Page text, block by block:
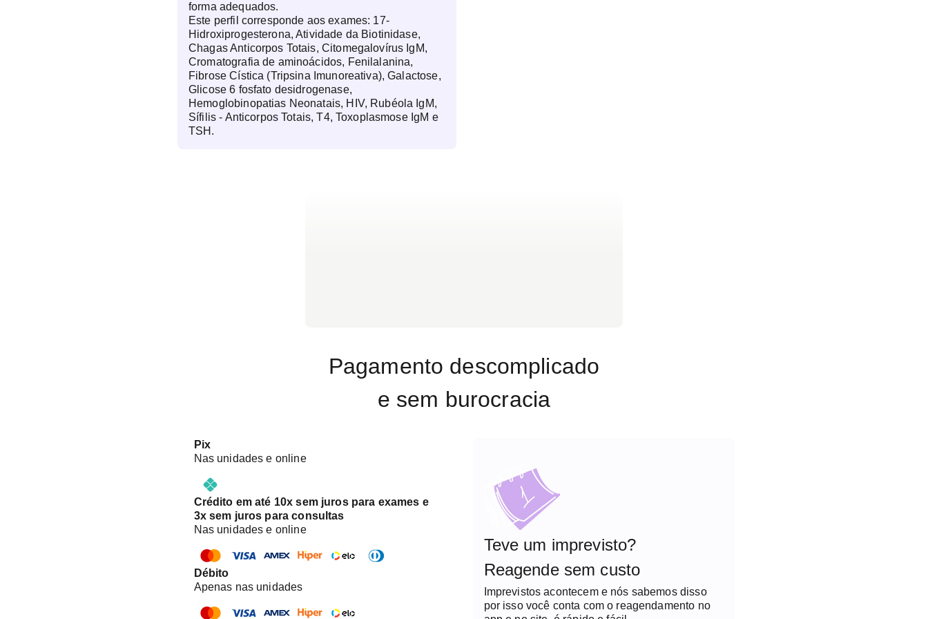
forma adequados.
Este perfil corresponde aos exames: 17-
Hidroxiprogesterona, Atividade da Biotinidase,
Chagas Anticorpos Totais, Citomegalovírus IgM,
Cromatografia de aminoácidos, Fenilalanina,
Fibrose Cística (Tripsina Imunoreativa), Galactose,
Glicose 6 fosfato desidrogenase,
Hemoglobinopatias Neonatais, HIV, Rubéola IgM,
Sífilis - Anticorpos Totais, T4, Toxoplasmose IgM e
TSH.
Pagamento descomplicado
e sem burocracia
Pix
Nas unidades e online
Crédito em até 10x sem juros para exames e
3x sem juros para consultas
Nas unidades e online
Débito
Apenas nas unidades
Teve um imprevisto?
Reagende sem custo
Imprevistos acontecem e nós sabemos disso
por isso você conta com o reagendamento no